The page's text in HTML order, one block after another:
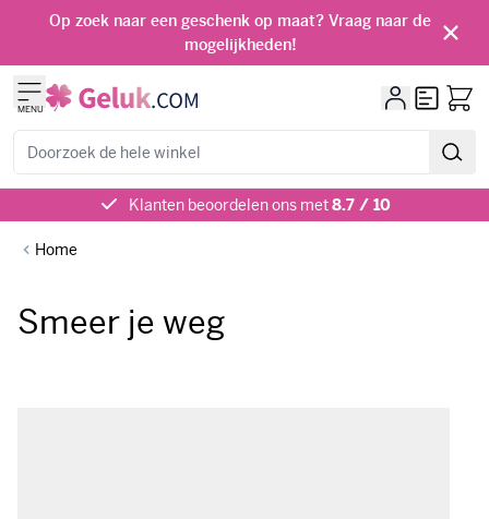
Ga naar de inhoud
Op zoek naar een geschenk op maat? Vraag naar de
mogelijkheden!
MENU
Offerte
Klanten beoordelen ons met8.7 / 10
Home
Smeer je weg